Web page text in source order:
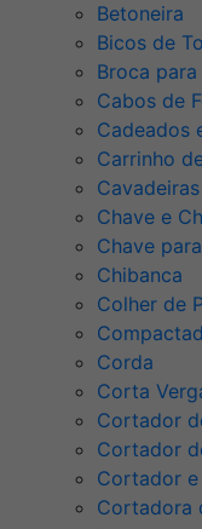
Betoneira
Bicos de
Broca
Cabos de
Cadeados
Carrinho
Cavadeiras
Chave e
Chave
Chibanca
Colher de
Corda
Corta
Cortador
Cortador
Cortador e
Cortadora